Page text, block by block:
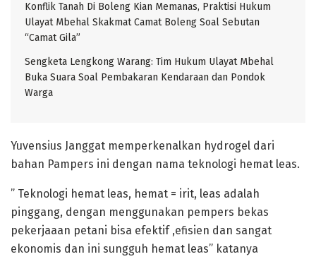
Konflik Tanah Di Boleng Kian Memanas, Praktisi Hukum
Ulayat Mbehal Skakmat Camat Boleng Soal Sebutan
“Camat Gila”
Sengketa Lengkong Warang: Tim Hukum Ulayat Mbehal
Buka Suara Soal Pembakaran Kendaraan dan Pondok
Warga
Yuvensius Janggat memperkenalkan hydrogel dari
bahan Pampers ini dengan nama teknologi hemat leas.
” Teknologi hemat leas, hemat = irit, leas adalah
pinggang, dengan menggunakan pempers bekas
pekerjaaan petani bisa efektif ,efisien dan sangat
ekonomis dan ini sungguh hemat leas” katanya